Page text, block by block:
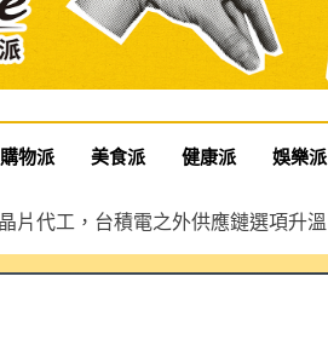
購物派 美食派 健康派 娛樂派
片代工，台積電之外供應鏈選項升溫